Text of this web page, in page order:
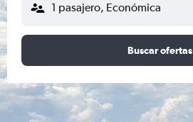
1 pasajero, Económica
Buscar ofertas